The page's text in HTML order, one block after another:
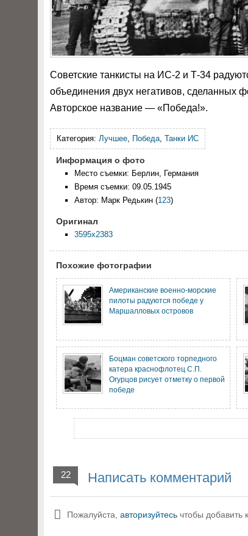
Советские танкисты на ИС-2 и Т-34
объединения двух негативов,
Авторское название — «Победа!».
Категория: Лучшее, Победа, Танки ИС
Информация о фото
Место съемки: Берлин, Германия
Время съемки: 09.05.1945
Автор: Марк Редькин (123)
Оригинал
3595x2383
Похожие фотографии
Американские военно-морские
пилоты радуются победе у
Маршалловых островов
Боцман советского торпедного
катера краснофлотец С.П.
Огурцов рисует отметку о первой
победе
22 Написать комментарий
Пожалуйста, авторизуйтесь чтобы добавить